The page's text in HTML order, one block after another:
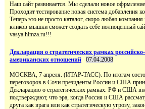
Наш сайт развивается. Мы сделали новое офрмление
Проходит тестирование новая система добавления
Теперь это не просто каталог, скоро любая компания
кликов мышки сможет создать себе полноценный
vasya.himza.ru!!!
Декларация о стратегических рамках российско-
американских отношений
07.04.2008
МОСКВА, 7 апреля. (ИТАР-ТАСС). По итогам
переговоров в Сочи президенты России и США
Декларацию о стратегических рамках. РФ и США
подтверждают, что эра, когда Россия и США
друга как врага или как стратегическую угрозу,